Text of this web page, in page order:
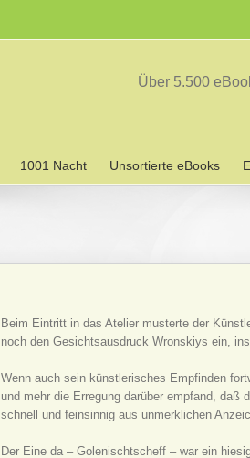
Über 5.500
1001 Nacht Unsortierte eBooks
Beim Eintritt in das Atelier musterte der
noch den Gesichtsausdruck Wronskiys ein,
Wenn auch sein künstlerisches Empfinden
und mehr die Erregung darüber empfand,
schnell und feinsinnig aus unmerklichen
Der Eine da – Golenischtscheff – war ein